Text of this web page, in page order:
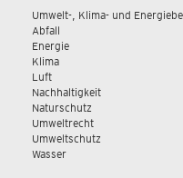
Umwelt-, Klima- und
Abfall
Energie
Klima
Luft
Nachhaltigkeit
Naturschutz
Umweltrecht
Umweltschutz
Wasser